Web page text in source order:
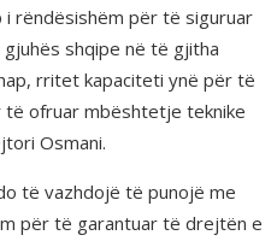
rëndësishëm për të siguruar
shqipe në të gjitha
rritet kapaciteti ynë për të
ofruar mbështetje teknike
Osmani.
të vazhdojë të punojë me
për të garantuar të drejtën e